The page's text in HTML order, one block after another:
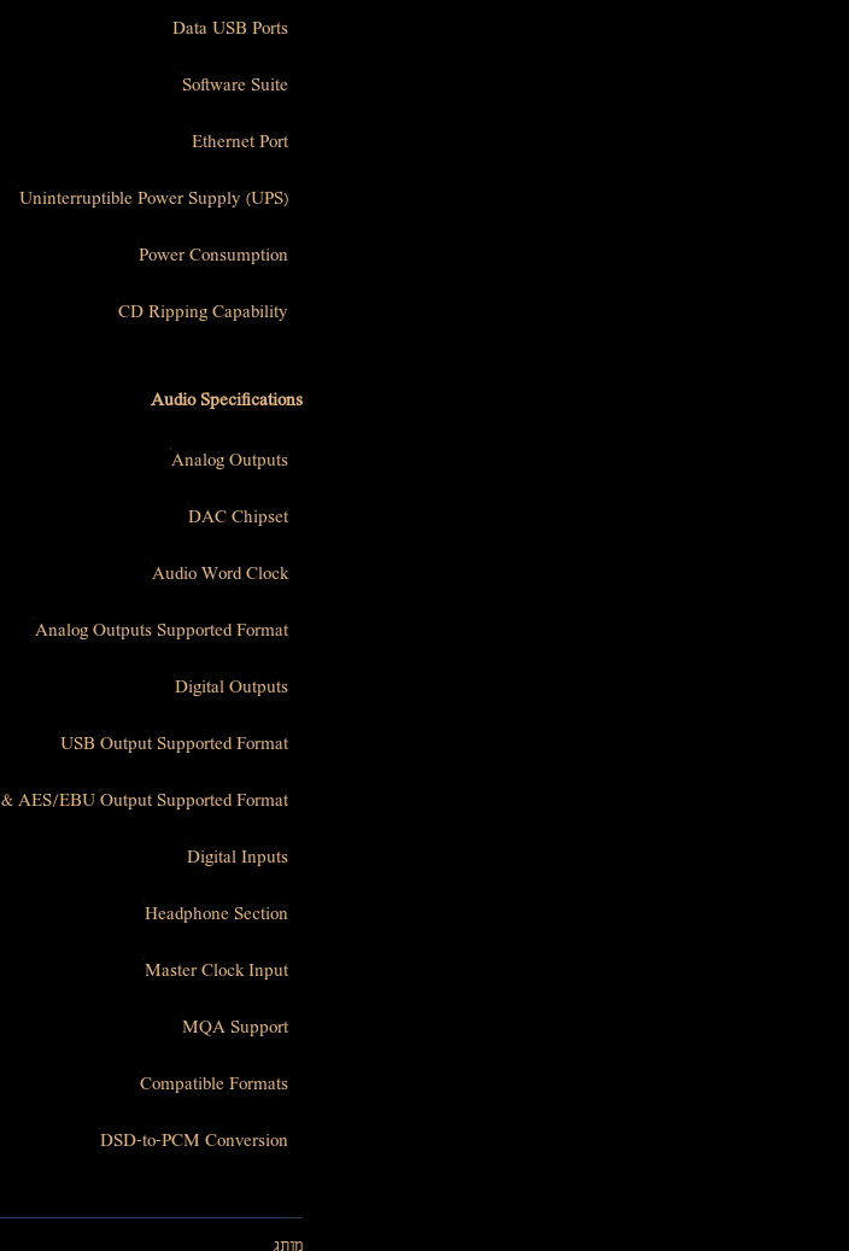
Data USB Ports
Software Suite
Ethernet Port
Uninterruptible Power Supply (UPS)
Power Consumption
CD Ripping Capability
Audio Specifications
Analog Outputs
DAC Chipset
Audio Word Clock
Analog Outputs Supported Format
Digital Outputs
USB Output Supported Format
AES/EBU Output Supported Format
Digital Inputs
Headphone Section
Master Clock Input
MQA Support
Compatible Formats
DSD-to-PCM Conversion
מותג